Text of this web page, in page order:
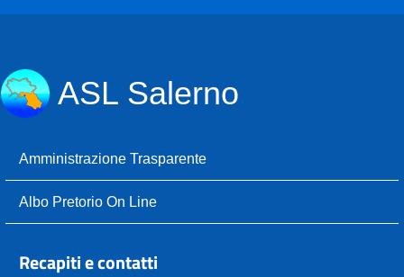
ASL Salerno
Amministrazione Trasparente
Albo Pretorio On Line
Recapiti e contatti